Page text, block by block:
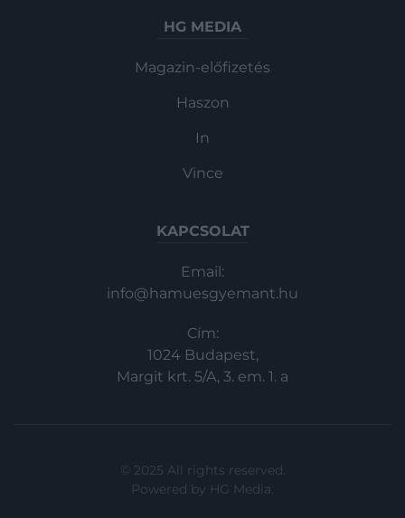
HG MEDIA
Magazin-előfizetés
Haszon
In
Vince
KAPCSOLAT
Email:
info@hamuesgyemant.hu
Cím:
1024 Budapest,
Margit krt. 5/A, 3. em. 1. a
© 2025 All rights reserved.
Powered by HG Media.